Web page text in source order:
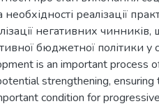
реалізації
негативних чинників,
бюджетної політики у
is an important process
strengthening, ensuring
condition for